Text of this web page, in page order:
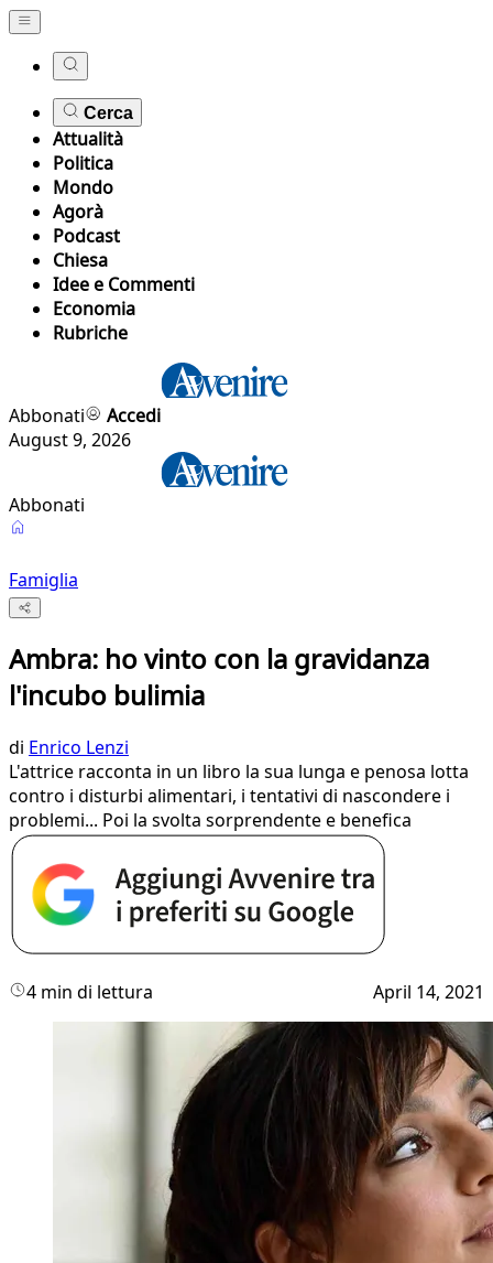
Cerca
Attualità
Politica
Mondo
Agorà
Podcast
Chiesa
Idee e Commenti
Economia
Rubriche
Abbonati
Accedi
August 9, 2026
Abbonati
Famiglia
Ambra: ho vinto con la gravidanza
l'incubo bulimia
di Enrico Lenzi
L'attrice racconta in un libro la sua lunga e penosa lotta
contro i disturbi alimentari, i tentativi di nascondere i
problemi... Poi la svolta sorprendente e benefica
4 min di lettura April 14, 2021